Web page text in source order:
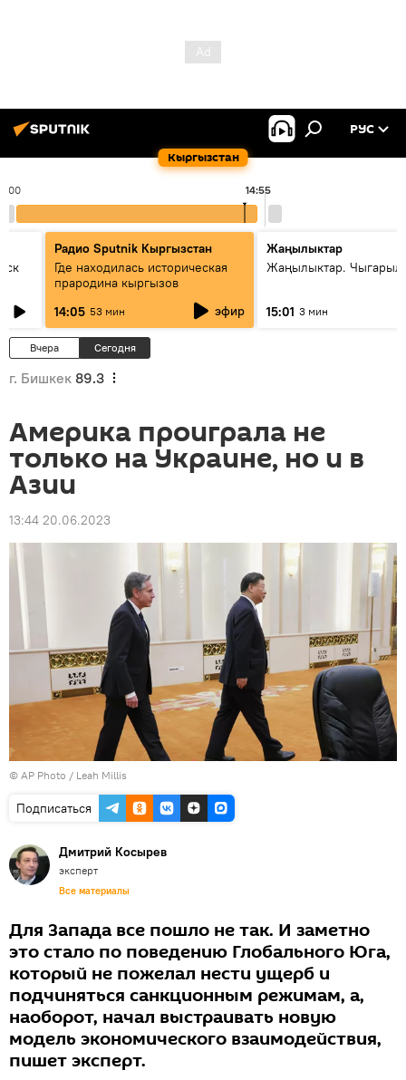
Кыргызстан
РУС
14:55
Радио Sputnik Кыргызстан
Где находилась историческая
прародина кыргызов
14:05 53 мин эфир
Жаңылыктар
Жаңылыктар.
15:01 3 мин
Вчера Сегодня
г. Бишкек 89.3
Америка проиграла не
только на Украине, но и в
Азии
13:44 20.06.2023
© AP Photo / Leah Millis
Подписаться
Дмитрий Косырев
эксперт
Все материалы
Для Запада все пошло не так. И заметно
это стало по поведению Глобального Юга,
который не пожелал нести ущерб и
подчиняться санкционным режимам, а,
наоборот, начал выстраивать новую
модель экономического взаимодействия,
пишет эксперт.